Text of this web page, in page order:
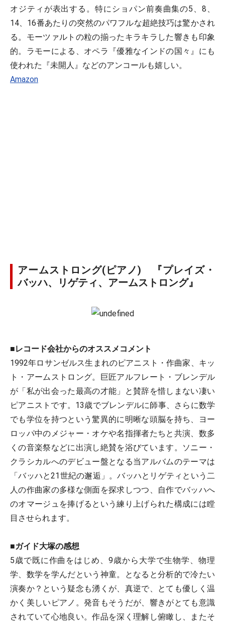
オジティが表出する。特にショパン前奏曲集の5、8、
14、16番あたりの突然のパワフルな超絶技巧は驚かされ
る。モーツァルトの粒の揃ったキラキラした響きも印象
的。ラモーによる、オペラ『優雅なインドの国々』にも
使われた『未開人』などのアンコールも嬉しい。
Amazon
アームストロング(ピアノ) 『プレイズ・
バッハ、リゲティ、アームストロング』
■レコード会社からのオススメコメント
1992年ロサンゼルス生まれのピアニスト・作曲家、キッ
ト・アームストロング。巨匠アルフレート・ブレンデル
が「私が出会った最高の才能」と賛辞を惜しまない凄い
ピアニストです。13歳でブレンデルに師事、さらに数学
でも学位を持つという驚異的に明晰な頭脳を持ち、ヨー
ロッパ中のメジャー・オケや名指揮者たちと共演、数多
くの音楽祭などに出演し絶賛を浴びています。ソニー・
クラシカルへのデビュー盤となる当アルバムのテーマは
「バッハと21世紀の邂逅」。バッハとリゲティという二
人の作曲家の多様な側面を探求しつつ、自作でバッハへ
のオマージュを捧げるという練り上げられた構成には瞠
目させられます。
■ガイド大塚の感想
5歳で既に作曲をはじめ、9歳から大学で生物学、物理
学、数学を学んだという神童。となると分析的で冷たい
演奏か？という疑念も湧くが、真逆で、とても優しく温
かく美しいピアノ。発音もそうだが、響きがとても意識
されていて心地良い。作品を深く理解し俯瞰し、またそ